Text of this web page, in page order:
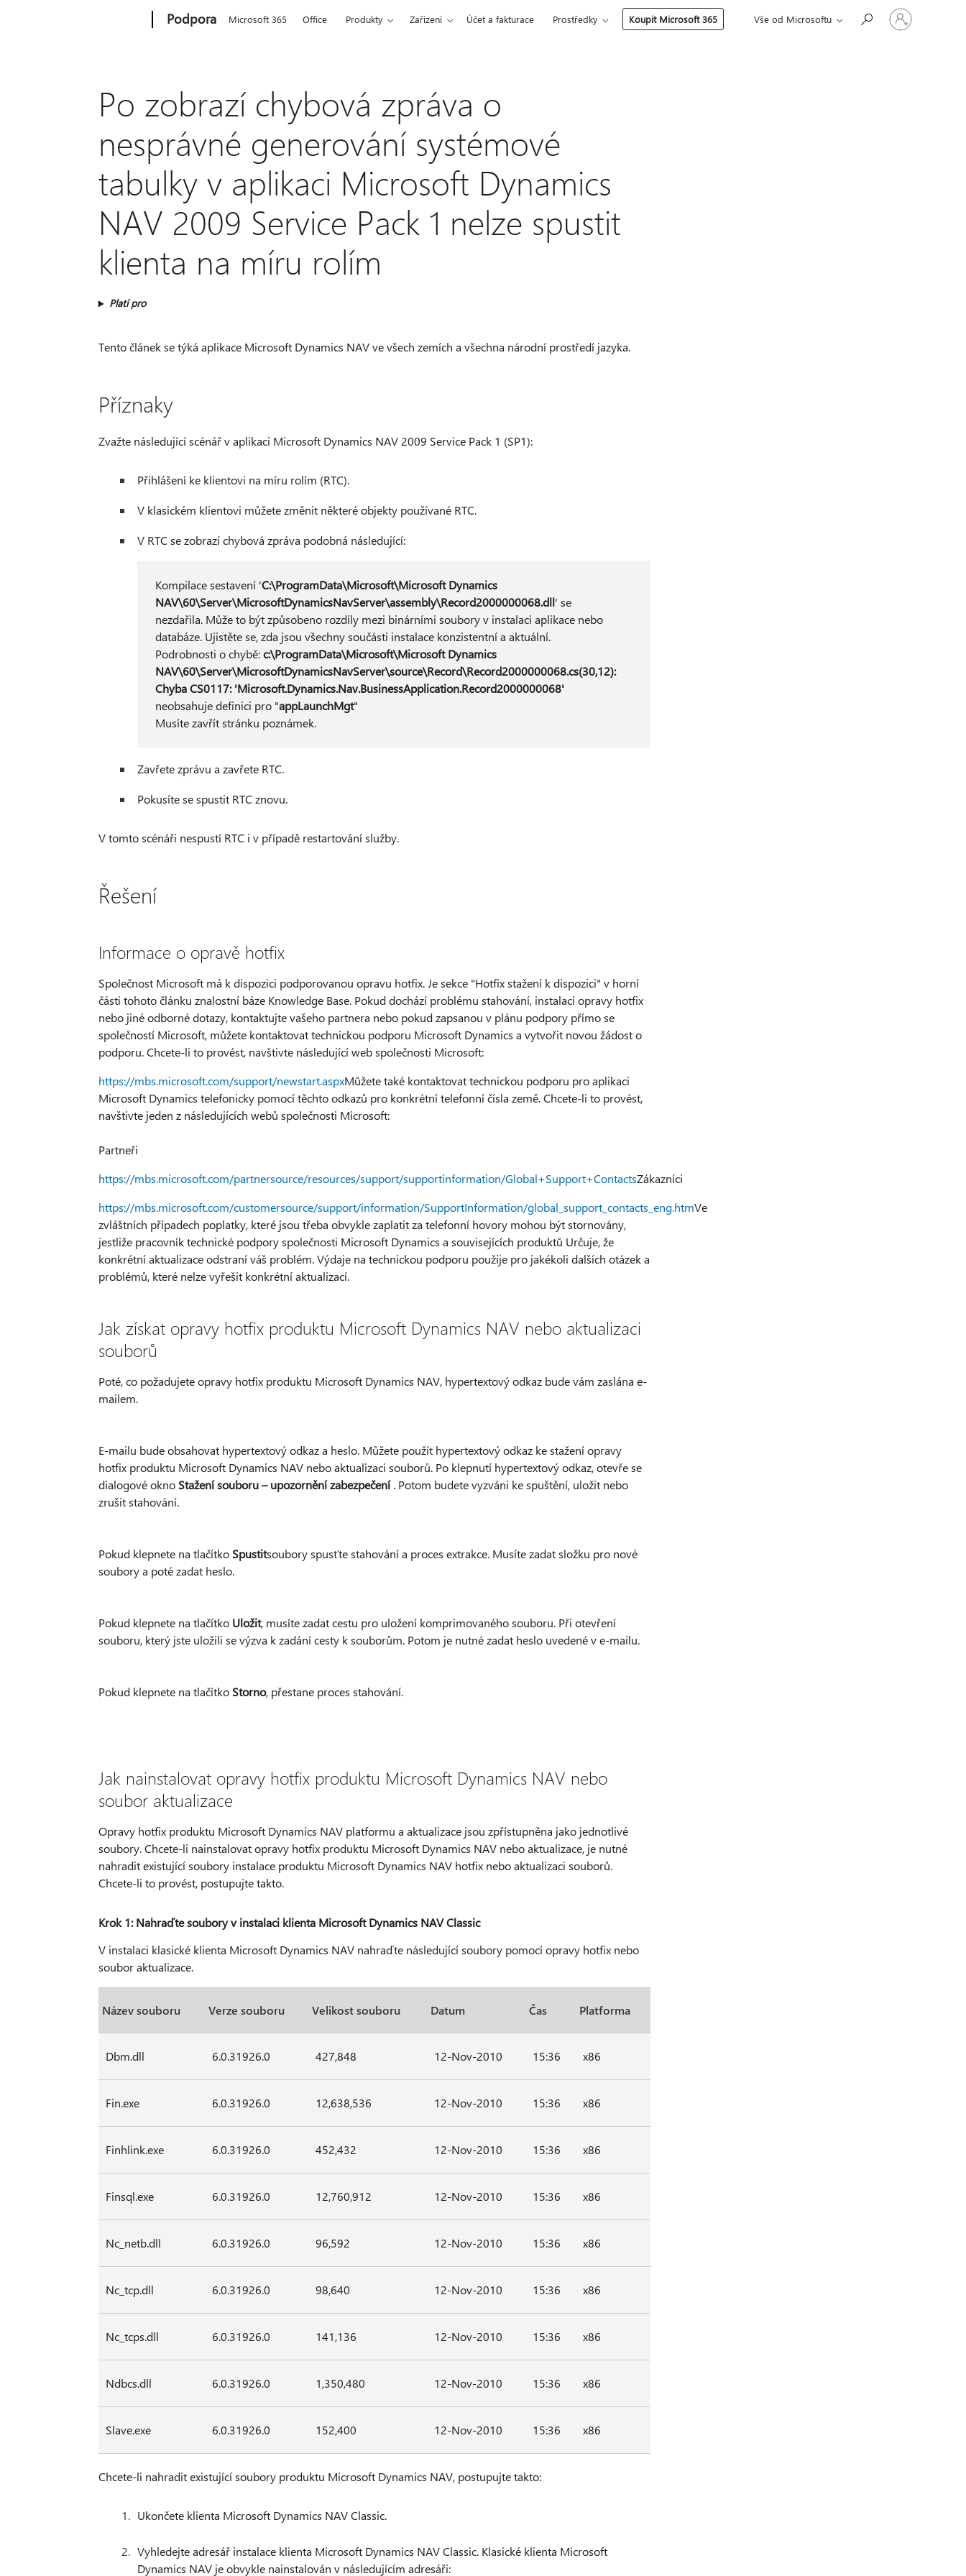
Podpora Microsoft 365 Office Produkty Zařízení Účet a fakturace Prostředky Koupit Microsoft 365 Vše od Microsoftu
Přihlaste
se
Po zobrazí chybová zpráva o
nesprávné generování systémové
tabulky v aplikaci Microsoft Dynamics
NAV 2009 Service Pack 1 nelze spustit
klienta na míru rolím
Platí pro
Tento článek se týká aplikace Microsoft Dynamics NAV ve všech zemích a všechna národní prostředí jazyka.
Příznaky
Zvažte následující scénář v aplikaci Microsoft Dynamics NAV 2009 Service Pack 1 (SP1):
Přihlášení ke klientovi na míru rolím (RTC).
V klasickém klientovi můžete změnit některé objekty používané RTC.
V RTC se zobrazí chybová zpráva podobná následující:
Kompilace sestavení 'C:\ProgramData\Microsoft\Microsoft Dynamics
NAV\60\Server\MicrosoftDynamicsNavServer\assembly\Record2000000068.dll' se
nezdařila. Může to být způsobeno rozdíly mezi binárními soubory v instalaci aplikace nebo
databáze. Ujistěte se, zda jsou všechny součásti instalace konzistentní a aktuální.
Podrobnosti o chybě:c:\ProgramData\Microsoft\Microsoft Dynamics
NAV\60\Server\MicrosoftDynamicsNavServer\source\Record\Record2000000068.cs(30,12):
Chyba CS0117: 'Microsoft.Dynamics.Nav.BusinessApplication.Record2000000068'
neobsahuje definici pro "appLaunchMgt"
Musíte zavřít stránku poznámek.
Zavřete zprávu a zavřete RTC.
Pokusíte se spustit RTC znovu.
V tomto scénáři nespustí RTC i v případě restartování služby.
Řešení
Informace o opravě hotfix
Společnost Microsoft má k dispozici podporovanou opravu hotfix. Je sekce "Hotfix stažení k dispozici" v horní
části tohoto článku znalostní báze Knowledge Base. Pokud dochází problému stahování, instalaci opravy hotfix
nebo jiné odborné dotazy, kontaktujte vašeho partnera nebo pokud zapsanou v plánu podpory přímo se
společností Microsoft, můžete kontaktovat technickou podporu Microsoft Dynamics a vytvořit novou žádost o
podporu. Chcete-li to provést, navštivte následující web společnosti Microsoft:
https://mbs.microsoft.com/support/newstart.aspxMůžete také kontaktovat technickou podporu pro aplikaci
Microsoft Dynamics telefonicky pomocí těchto odkazů pro konkrétní telefonní čísla země. Chcete-li to provést,
navštivte jeden z následujících webů společnosti Microsoft:
Partneři
https://mbs.microsoft.com/partnersource/resources/support/supportinformation/Global+Support+ContactsZákazníci
https://mbs.microsoft.com/customersource/support/information/SupportInformation/global_support_contacts_eng.htmVe
zvláštních případech poplatky, které jsou třeba obvykle zaplatit za telefonní hovory mohou být stornovány,
jestliže pracovník technické podpory společnosti Microsoft Dynamics a souvisejících produktů Určuje, že
konkrétní aktualizace odstraní váš problém. Výdaje na technickou podporu použije pro jakékoli dalších otázek a
problémů, které nelze vyřešit konkrétní aktualizací.
Jak získat opravy hotfix produktu Microsoft Dynamics NAV nebo aktualizaci
souborů
Poté, co požadujete opravy hotfix produktu Microsoft Dynamics NAV, hypertextový odkaz bude vám zaslána e-
mailem.
E-mailu bude obsahovat hypertextový odkaz a heslo. Můžete použít hypertextový odkaz ke stažení opravy
hotfix produktu Microsoft Dynamics NAV nebo aktualizaci souborů. Po klepnutí hypertextový odkaz, otevře se
dialogové okno Stažení souboru – upozornění zabezpečení. Potom budete vyzváni ke spuštění, uložit nebo
zrušit stahování.
Pokud klepnete na tlačítko Spustitsoubory spusťte stahování a proces extrakce. Musíte zadat složku pro nové
soubory a poté zadat heslo.
Pokud klepnete na tlačítko Uložit, musíte zadat cestu pro uložení komprimovaného souboru. Při otevření
souboru, který jste uložili se výzva k zadání cesty k souborům. Potom je nutné zadat heslo uvedené v e-mailu.
Pokud klepnete na tlačítko Storno, přestane proces stahování.
Jak nainstalovat opravy hotfix produktu Microsoft Dynamics NAV nebo
soubor aktualizace
Opravy hotfix produktu Microsoft Dynamics NAV platformu a aktualizace jsou zpřístupněna jako jednotlivé
soubory. Chcete-li nainstalovat opravy hotfix produktu Microsoft Dynamics NAV nebo aktualizace, je nutné
nahradit existující soubory instalace produktu Microsoft Dynamics NAV hotfix nebo aktualizaci souborů.
Chcete-li to provést, postupujte takto.
Krok 1: Nahraďte soubory v instalaci klienta Microsoft Dynamics NAV Classic
V instalaci klasické klienta Microsoft Dynamics NAV nahraďte následující soubory pomocí opravy hotfix nebo
soubor aktualizace.
Název souboru Verze souboru Velikost souboru Datum Čas Platforma
Dbm.dll 6.0.31926.0 427,848 12-Nov-2010 15:36 x86
Fin.exe 6.0.31926.0 12,638,536 12-Nov-2010 15:36 x86
Finhlink.exe 6.0.31926.0 452,432 12-Nov-2010 15:36 x86
Finsql.exe 6.0.31926.0 12,760,912 12-Nov-2010 15:36 x86
Nc_netb.dll 6.0.31926.0 96,592 12-Nov-2010 15:36 x86
Nc_tcp.dll 6.0.31926.0 98,640 12-Nov-2010 15:36 x86
Nc_tcps.dll 6.0.31926.0 141,136 12-Nov-2010 15:36 x86
Ndbcs.dll 6.0.31926.0 1,350,480 12-Nov-2010 15:36 x86
Slave.exe 6.0.31926.0 152,400 12-Nov-2010 15:36 x86
Chcete-li nahradit existující soubory produktu Microsoft Dynamics NAV, postupujte takto:
Ukončete klienta Microsoft Dynamics NAV Classic.
Vyhledejte adresář instalace klienta Microsoft Dynamics NAV Classic. Klasické klienta Microsoft
Dynamics NAV je obvykle nainstalován v následujícím adresáři: